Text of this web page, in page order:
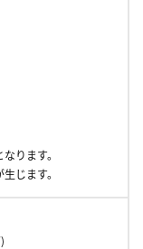
ります。
じます。